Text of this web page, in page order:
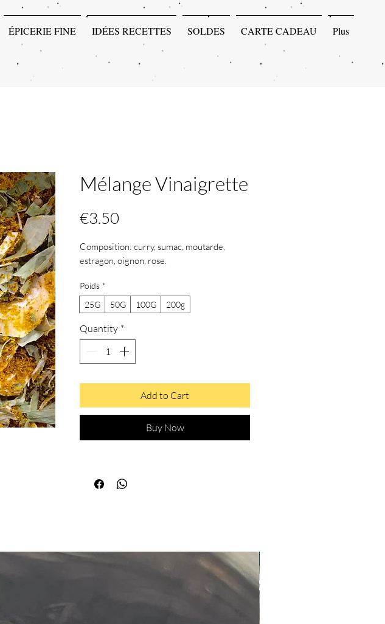
ÉPICERIE FINE IDÉES RECETTES SOLDES CARTE CADEAU Plus
Mélange Vinaigrette
€3.50Price
Composition: curry, sumac, moutarde,
estragon, oignon, rose.
Poids *
25G
50G 100G 200g
Quantity *
Add to Cart
Buy Now